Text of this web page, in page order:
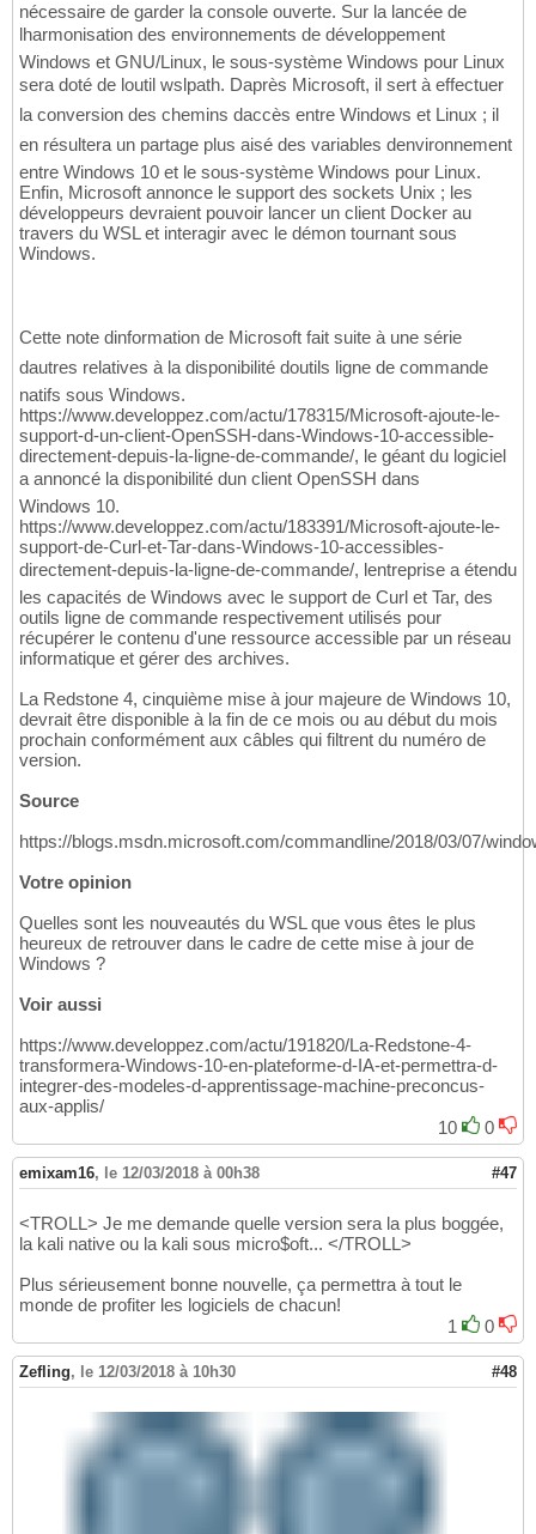
nécessaire de garder la console ouverte. Sur la lancée de
lharmonisation des environnements de développement
Windows et GNU/Linux, le sous-système Windows pour Linux
sera doté de loutil wslpath. Daprès Microsoft, il sert à effectuer
la conversion des chemins daccès entre Windows et Linux ; il
en résultera un partage plus aisé des variables denvironnement
entre Windows 10 et le sous-système Windows pour Linux.
Enfin, Microsoft annonce le support des sockets Unix ; les
développeurs devraient pouvoir lancer un client Docker au
travers du WSL et interagir avec le démon tournant sous
Windows.
Cette note dinformation de Microsoft fait suite à une série
dautres relatives à la disponibilité doutils ligne de commande
natifs sous Windows.
https://www.developpez.com/actu/178315/Microsoft-ajoute-le-
support-d-un-client-OpenSSH-dans-Windows-10-accessible-
directement-depuis-la-ligne-de-commande/, le géant du logiciel
a annoncé la disponibilité dun client OpenSSH dans
Windows 10.
https://www.developpez.com/actu/183391/Microsoft-ajoute-le-
support-de-Curl-et-Tar-dans-Windows-10-accessibles-
directement-depuis-la-ligne-de-commande/, lentreprise a étendu
les capacités de Windows avec le support de Curl et Tar, des
outils ligne de commande respectivement utilisés pour
récupérer le contenu d'une ressource accessible par un réseau
informatique et gérer des archives.
La Redstone 4, cinquième mise à jour majeure de Windows 10,
devrait être disponible à la fin de ce mois ou au début du mois
prochain conformément aux câbles qui filtrent du numéro de
version.
Source
https://blogs.msdn.microsoft.com/commandline/2018/03/07/
Votre opinion
Quelles sont les nouveautés du WSL que vous êtes le plus
heureux de retrouver dans le cadre de cette mise à jour de
Windows ?
Voir aussi
https://www.developpez.com/actu/191820/La-Redstone-4-
transformera-Windows-10-en-plateforme-d-IA-et-permettra-d-
integrer-des-modeles-d-apprentissage-machine-preconcus-
aux-applis/
10
0
emixam16, le 12/03/2018 à 00h38 #47
<TROLL> Je me demande quelle version sera la plus boggée,
la kali native ou la kali sous micro$oft... </TROLL>
Plus sérieusement bonne nouvelle, ça permettra à tout le
monde de profiter les logiciels de chacun!
1
0
Zefling, le 12/03/2018 à 10h30 #48